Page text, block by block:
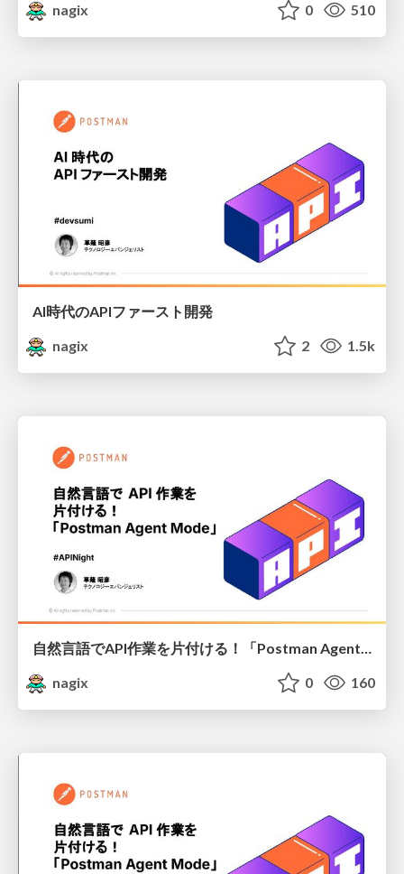
nagix
0 510
AI時代のAPIファースト開発
nagix
2 1.5k
自然言語でAPI作業を片付ける！「Postman Agent Mode」
nagix
0 160